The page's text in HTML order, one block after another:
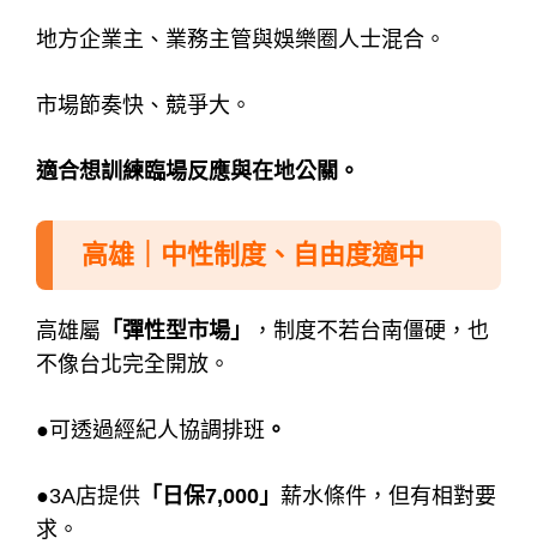
地方企業主、業務主管與娛樂圈人士混合。
市場節奏快、競爭大。
適合想訓練臨場反應與在地公關。
高雄｜中性制度、自由度適中
高雄屬 「彈性型市場」 ， 制度不若台南僵硬，也
不像台北完全開放。
●可透過經紀人協調排班 。
●3A店提供 「日保7,000」 薪水條件，但有相對要
求。